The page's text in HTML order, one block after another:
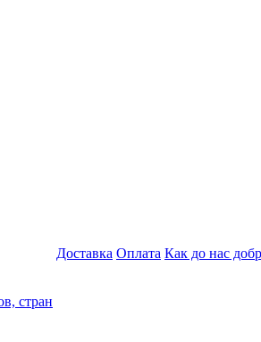
стран
Доставка Оплата Как до нас